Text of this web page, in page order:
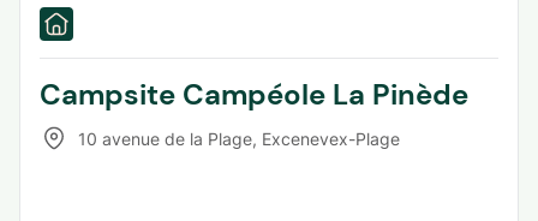
Campsite Campéole La Pinède
10 avenue de la Plage, Excenevex-Plage